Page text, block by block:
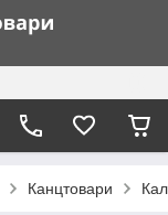
Канцтовари